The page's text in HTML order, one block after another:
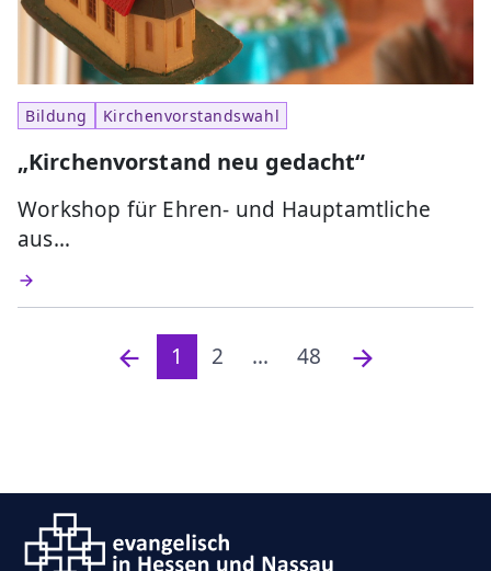
Bildung Kirchenvorstandswahl
„Kirchenvorstand neu gedacht“
Workshop für Ehren- und Hauptamtliche
aus…
1 2 ... 48